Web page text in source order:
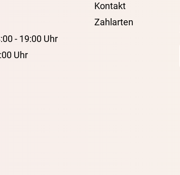
- 19:00 Uhr
Uhr
Kontakt
Zahlarten